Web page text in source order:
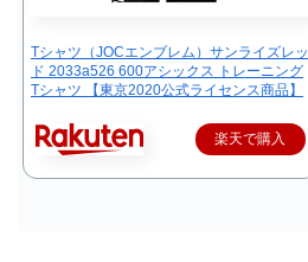
Tシャツ（JOCエンブレム）サンライズレッ
ド 2033a526 600アシックス トレーニング
Tシャツ 【東京2020公式ライセンス商品】
楽天で購入